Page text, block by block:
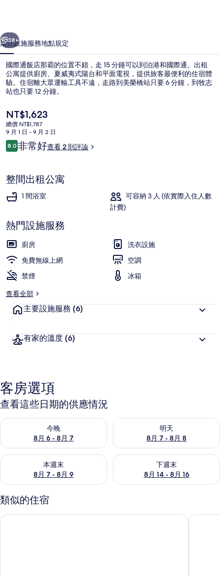
的
相
片
集
個 下一個
38+
簡介設施服務地點規定
國際通飯店那霸的位置不錯，走 15 分鐘可以到泊港和國際通。出租
公寓提供廚房、夏威夷式陽台和平面電視，提供旅客最便利的住宿體
驗。住宿離大眾運輸工具不遠，走路到美榮橋站只要 6 分鐘，到牧志
站也只要 12 分鐘。
目
前
的
價
格
NT$1,623
總價 NT$1,787
9 月 1 日 - 9 月 2 日
評
論
8.08.0 分，滿分 10 分，
非常好查看 2 則評論
整間出租公寓
1 間浴室
可容納 3 人 (依實際入住人數
計費)
熱門設施服務
廚房
洗衣設施
免費無線上網
空調
禁煙
冰箱
查看全部
主要設施服務 (6)
有家的溫度 (6)
客房選項
查看這些日期的供應情況
今晚
8月 6 - 8月 7
查看今晚 (8月 6 - 8月 7) 的供應情況
明天
8月 7 - 8月 8
查看明天 (8月 7 - 8月 8) 的供
本週末
8月 7 - 8月 9
查看本週末 (8月 7 - 8月 9) 的供應情況
下週末
8月 14 - 8月 16
查看下週末 (8月 14 - 8月 16)
類似的住宿
Infinity Hotel 那霸久茂地 Rakuten